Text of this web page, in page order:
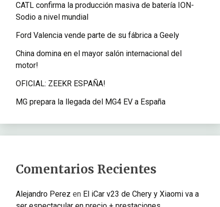
CATL confirma la producción masiva de batería ION-
Sodio a nivel mundial
Ford Valencia vende parte de su fábrica a Geely
China domina en el mayor salón internacional del
motor!
OFICIAL: ZEEKR ESPAÑA!
MG prepara la llegada del MG4 EV a España
Comentarios Recientes
Alejandro Perez en El iCar v23 de Chery y Xiaomi va a